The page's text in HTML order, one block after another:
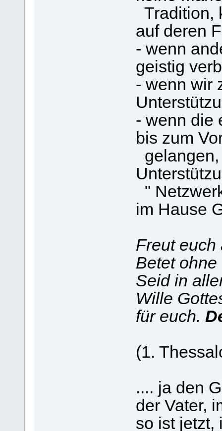
Tradition,
auf deren
- wenn
geistig
- wenn wir
- wenn die
bis zum
"
im Hause
Freut euch
Betet
Seid in
Wille
für euch.
(1.
.... ja den
der Vater,
so ist jetzt,